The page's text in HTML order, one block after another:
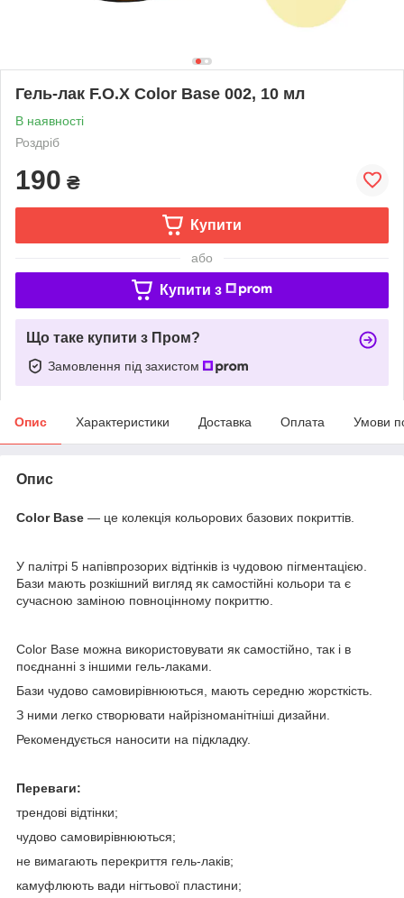
Гель-лак F.O.X Color Base 002, 10 мл
В наявності
Роздріб
190 ₴
Купити
або
Купити з
Що таке купити з Пром?
Замовлення під захистом
Опис Характеристики Доставка Оплата Умови
Опис
Color Base — це колекція кольорових базових покриттів.
У палітрі 5 напівпрозорих відтінків із чудовою пігментацією.
Бази мають розкішний вигляд як самостійні кольори та є
сучасною заміною повноцінному покриттю.
Color Base можна використовувати як самостійно, так і в
поєднанні з іншими гель-лаками.
Бази чудово самовирівнюються, мають середню жорсткість.
З ними легко створювати найрізноманітніші дизайни.
Рекомендується наносити на підкладку.
Переваги:
трендові відтінки;
чудово самовирівнюються;
не вимагають перекриття гель-лаків;
камуфлюють вади нігтьової пластини;